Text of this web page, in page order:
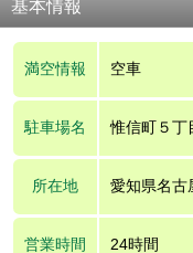
基本情報
満空情報 空車
駐車場名 惟信町５丁
所在地 愛知県名古
営業時間 24時間